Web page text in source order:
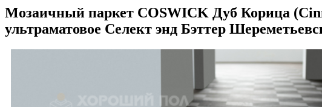
Мозаичный паркет COSWICK Дуб Корица
ультраматовое Селект энд Бэттер